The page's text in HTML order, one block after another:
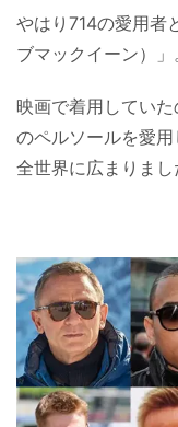
やはり714の愛用者
ブマックイーン）」
映画で着用してい
のペルソールを愛
全世界に広まりまし